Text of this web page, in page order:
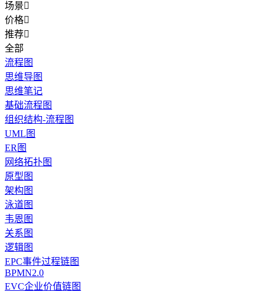
场景
价格
推荐
全部
流程图
思维导图
思维笔记
基础流程图
组织结构-流程图
UML图
ER图
网络拓扑图
原型图
架构图
泳道图
韦恩图
关系图
逻辑图
EPC事件过程链图
BPMN2.0
EVC企业价值链图